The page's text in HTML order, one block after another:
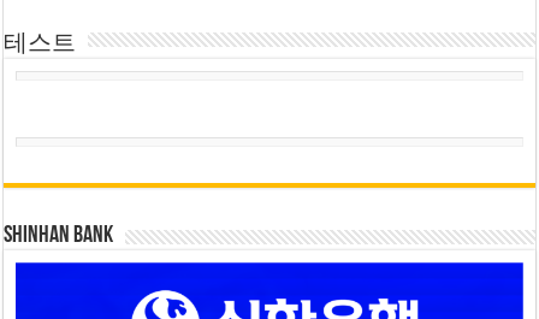
테스트
SHINHAN BANK